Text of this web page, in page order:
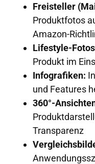
Freisteller
Produktfotos
Amazon-
Lifestyle-
Produkt im
Infografiken:
und Features
360°-
Transparenz